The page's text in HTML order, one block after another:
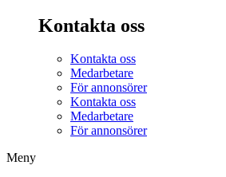
Kontakta oss
Kontakta oss
Medarbetare
För annonsörer
Kontakta oss
Medarbetare
För annonsörer
Meny